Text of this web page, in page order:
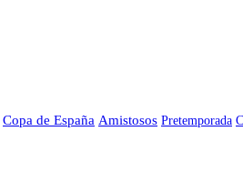
Copa de España Amistosos Pretemporada